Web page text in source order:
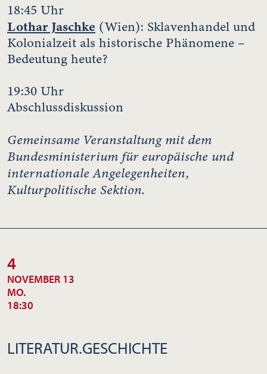
18:45 Uhr
Lothar Jaschke (Wien): Sklavenhandel und
Kolonialzeit als historische Phänomene –
Bedeutung heute?
19:30 Uhr
Abschlussdiskussion
Gemeinsame Veranstaltung mit dem
Bundesministerium für europäische und
internationale Angelegenheiten,
Kulturpolitische Sektion.
4
NOVEMBER 13
MO.
18:30
LITERATUR.GESCHICHTE